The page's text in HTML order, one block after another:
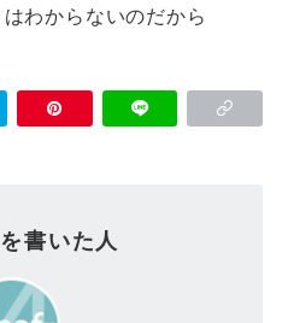
わからないのだから
書いた人